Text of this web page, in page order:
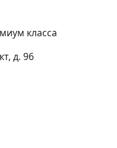
класса
д. 96